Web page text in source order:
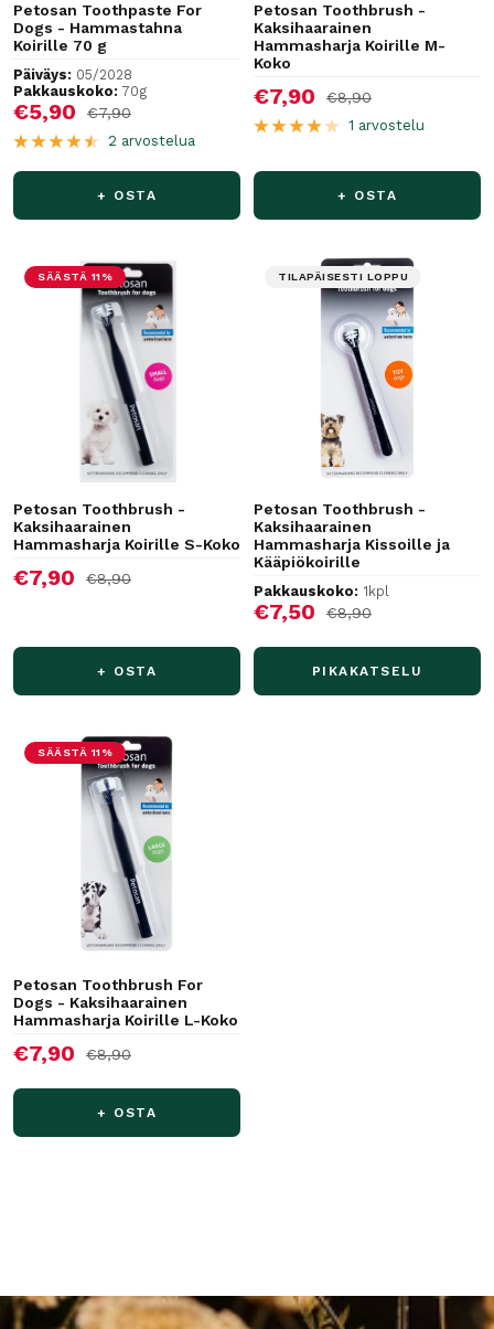
Petosan Toothpaste For
Dogs - Hammastahna
Koirille 70 g
Päiväys: 05/2028
Pakkauskoko: 70g
Alennushinta
€5,90 Normaalihinta
€7,90
2 arvostelua
+ OSTA
Petosan Toothbrush -
Kaksihaarainen
Hammasharja Koirille M-
Koko
Alennushinta
€7,90 Normaalihinta
€8,90
1 arvostelu
+ OSTA
SÄÄSTÄ 11%
Petosan Toothbrush -
Kaksihaarainen
Hammasharja Koirille S-Koko
Alennushinta
€7,90 Normaalihinta
€8,90
+ OSTA
TILAPÄISESTI LOPPU
Petosan Toothbrush -
Kaksihaarainen
Hammasharja Kissoille ja
Kääpiökoirille
Pakkauskoko: 1kpl
Alennushinta
€7,50 Normaalihinta
€8,90
PIKAKATSELU
SÄÄSTÄ 11%
Petosan Toothbrush For
Dogs - Kaksihaarainen
Hammasharja Koirille L-Koko
Alennushinta
€7,90 Normaalihinta
€8,90
+ OSTA